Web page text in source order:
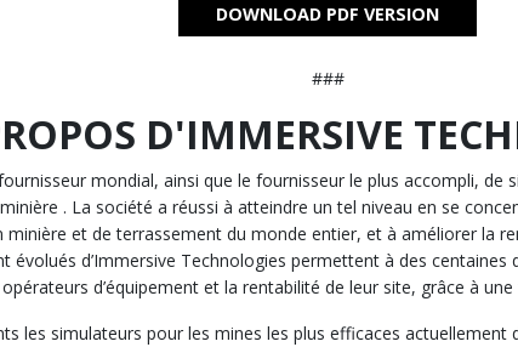
DOWNLOAD PDF VERSION
###
D'IMMERSIVE
mondial, ainsi que le fournisseur le plus accompli, de
. La société a réussi à atteindre un tel niveau en se
minière et de terrassement du monde entier, et à améliorer la
évolués d’Immersive Technologies permettent à des centaines
d’équipement et la rentabilité de leur site, grâce à
les simulateurs pour les mines les plus efficaces actuellement